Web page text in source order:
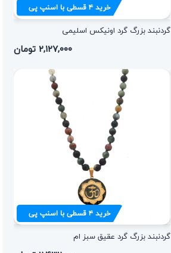
خرید۴قسطی با اسنپ پی
گردنبند بزرگ گرد اونیکس اسلیمی
۲,۱۲۷,۰۰۰ تومان
خرید۴قسطی با اسنپ پی
گردنبند بزرگ گرد عقیق سبز ام